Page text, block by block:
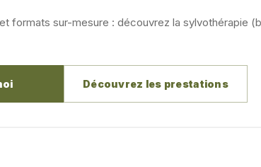
formats sur-mesure : découvrez la sylvothérapie
Découvrez les prestations